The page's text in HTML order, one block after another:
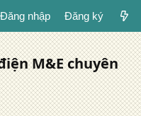
Đăng nhập Đăng ký
M&E chuyên